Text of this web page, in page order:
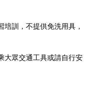
訓，不提供免洗用具，
大眾交通工具或請自行安